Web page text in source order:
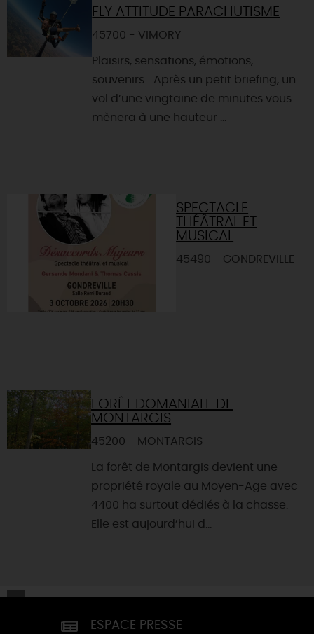
FLY ATTITUDE PARACHUTISME
45700 - VIMORY
Plaisirs, sensations, émotions,
souvenirs… Après un petit briefing, un
vol d’une vingtaine de minutes vous
mènera à une hauteur ...
SPECTACLE
THÉÂTRAL ET
MUSICAL
45490 - GONDREVILLE
FORÊT DOMANIALE DE
MONTARGIS
45200 - MONTARGIS
La forêt de Montargis devient une
propriété royale au Moyen-Age avec
4400 ha surtout dédiés à la chasse.
Elle est aujourd’hui d...
ESPACE PRESSE